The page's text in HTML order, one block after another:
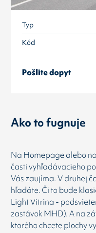
Typ
Kód
Pošlite dopyt
Ako to fugnuje
Na Homepage alebo
časti vyhľadávacieho
Vás zaujíma. V druhej
hľadáte. Či to bude
Light Vitrina -
zastávok MHD). A na
ktorého chcete plochy